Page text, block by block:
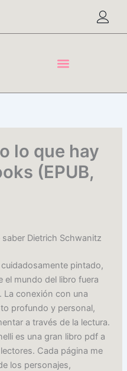
lo que hay
(EPUB,
Dietrich Schwanitz
pintado,
el mundo del libro fuera
La conexión con una
profundo y personal,
a través de la lectura.
es una gran libro pdf a
Cada página me
los personajes,